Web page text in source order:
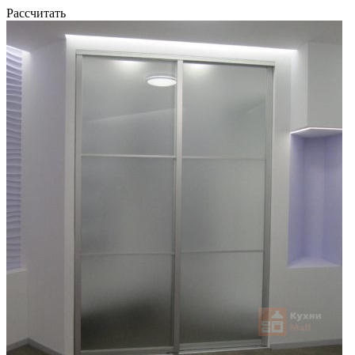
Рассчитать